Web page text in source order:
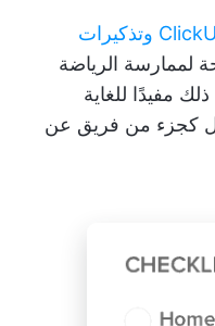
وتذكيرات
لممارسة الرياضة
مفيدًا للغاية
كجزء من فريق عن